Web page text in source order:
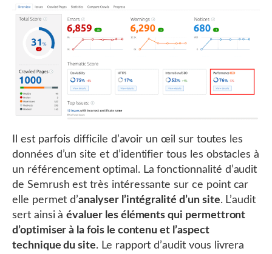
Il est parfois difficile d’avoir un œil sur toutes les
données d’un site et d’identifier tous les obstacles à
un référencement optimal. La fonctionnalité d’audit
de Semrush est très intéressante sur ce point car
elle permet d’analyser l’intégralité d’un site. L’audit
sert ainsi àévaluer les éléments qui permettront
d’optimiser à la fois le contenu et l’aspect
technique du site. Le rapport d’audit vous livrera